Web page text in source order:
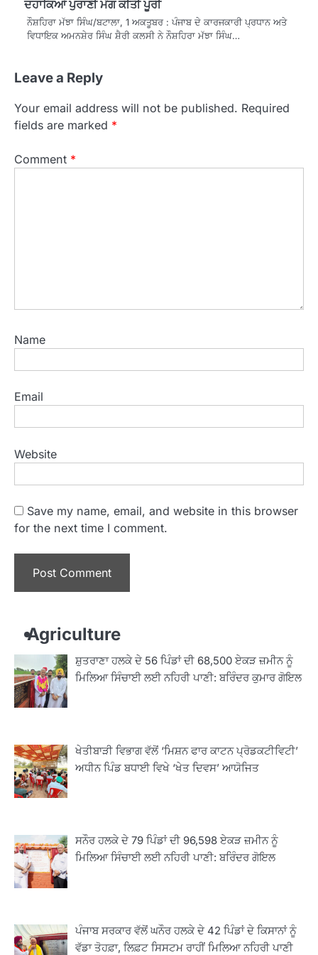
ਦਹਾਕਿਆਂ ਪੁਰਾਣੀ ਮੰਗ ਕੀਤੀ ਪੂਰੀ
ਨੌਸ਼ਹਿਰਾ ਮੱਝਾ ਸਿੰਘ/ਬਟਾਲਾ, 1 ਅਕਤੂਬਰ : ਪੰਜਾਬ ਦੇ ਕਾਰਜਕਾਰੀ ਪ੍ਰਧਾਨ ਅਤੇ
ਵਿਧਾਇਕ ਅਮਨਸ਼ੇਰ ਸਿੰਘ ਸ਼ੈਰੀ ਕਲਸੀ ਨੇ ਨੌਸ਼ਹਿਰਾ ਮੱਝਾ ਸਿੰਘ…
Leave a Reply
Your email address will not be published. Required
fields are marked *
Comment *
Name
Email
Website
Save my name, email, and website in this browser
for the next time I comment.
Agriculture
ਸ਼ੁਤਰਾਣਾ ਹਲਕੇ ਦੇ 56 ਪਿੰਡਾਂ ਦੀ 68,500 ਏਕੜ ਜ਼ਮੀਨ ਨੂੰ
ਮਿਲਿਆ ਸਿੰਚਾਈ ਲਈ ਨਹਿਰੀ ਪਾਣੀ: ਬਰਿੰਦਰ ਕੁਮਾਰ ਗੋਇਲ
ਖੇਤੀਬਾੜੀ ਵਿਭਾਗ ਵੱਲੋਂ ‘ਮਿਸ਼ਨ ਫਾਰ ਕਾਟਨ ਪ੍ਰੋਡਕਟੀਵਿਟੀ’
ਅਧੀਨ ਪਿੰਡ ਬਧਾਈ ਵਿਖੇ ‘ਖੇਤ ਦਿਵਸ’ ਆਯੋਜਿਤ
ਸਨੌਰ ਹਲਕੇ ਦੇ 79 ਪਿੰਡਾਂ ਦੀ 96,598 ਏਕੜ ਜ਼ਮੀਨ ਨੂੰ
ਮਿਲਿਆ ਸਿੰਚਾਈ ਲਈ ਨਹਿਰੀ ਪਾਣੀ: ਬਰਿੰਦਰ ਗੋਇਲ
ਪੰਜਾਬ ਸਰਕਾਰ ਵੱਲੋਂ ਘਨੌਰ ਹਲਕੇ ਦੇ 42 ਪਿੰਡਾਂ ਦੇ ਕਿਸਾਨਾਂ ਨੂੰ
ਵੱਡਾ ਤੋਹਫ਼ਾ, ਲਿਫ਼ਟ ਸਿਸਟਮ ਰਾਹੀਂ ਮਿਲਿਆ ਨਹਿਰੀ ਪਾਣੀ
2
ਖੇਤੀਬਾੜੀ ਵਿਭਾਗ ਵੱਲੋਂ ‘ਮਿਸ਼ਨ ਫਾਰ ਕਾਟਨ